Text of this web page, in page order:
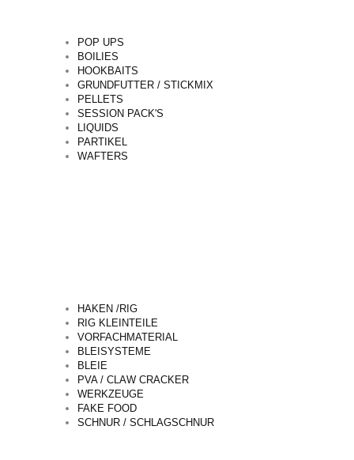
POP UPS
BOILIES
HOOKBAITS
GRUNDFUTTER / STICKMIX
PELLETS
SESSION PACK'S
LIQUIDS
PARTIKEL
WAFTERS
HAKEN /RIG
RIG KLEINTEILE
VORFACHMATERIAL
BLEISYSTEME
BLEIE
PVA / CLAW CRACKER
WERKZEUGE
FAKE FOOD
SCHNUR / SCHLAGSCHNUR